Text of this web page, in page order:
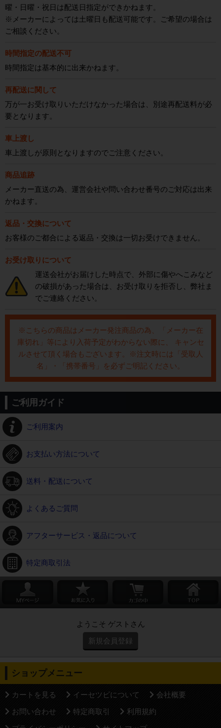
曜・日曜・祝日は配送日指定ができかねます。
※メーカーによっては土曜日も配送可能です。ご希望の場合は
ご相談ください。
時間指定の配送不可
時間指定は基本的に出来かねます。
再配送に関して
万が一お受け取りいただけなかった場合は、別途再配送料が必
要となります。
車上渡し
車上渡しが原則となりますのでご注意ください。
商品追跡
メーカー直送の為、運営会社や問い合わせ番号のご対応は出来
かねます。
返品・交換について
お客様のご都合による返品・交換は一切お受けできません。
お受け取りについて
運送会社がお届けした時点で、外部に傷やへこみなど
の破損があった場合は、お受け取りを拒否し、弊社ま
でご連絡ください。
※こちらの商品はメーカー発注商品の為、「メーカー在
庫切れ」等により入荷予定がわからない際に、 キャンセ
ルさせて頂く場合もございます。※注文時には「受取人
名」・「携帯番号」を必ずご明記ください。
ご利用ガイド
ご利用案内
お支払い方法について
送料・配送について
よくあるご質問
アフターサービス・返品について
特定商取引法
ようこそ ゲストさん
新規会員登録
ショップメニュー
カートを見る イーセツビについて
会社概要
お問い合わせ
特定商取引
利用規約